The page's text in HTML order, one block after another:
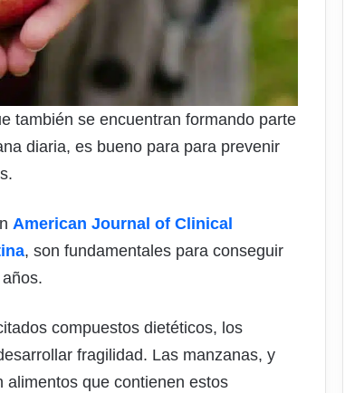
también se encuentran formando parte
diaria, es bueno para para prevenir
American Journal of Clinical
, son fundamentales para conseguir
compuestos dietéticos, los
fragilidad. Las manzanas, y
que contienen estos